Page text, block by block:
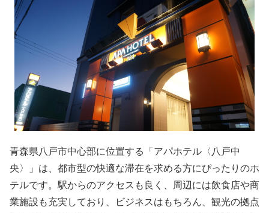
青森県八戸市中心部に位置する「アパホテル〈八戸中
央〉」は、都市型の快適な滞在を求める方にぴったりのホ
テルです。駅からのアクセスも良く、周辺には飲食店や商
業施設も充実しており、ビジネスはもちろん、観光の拠点